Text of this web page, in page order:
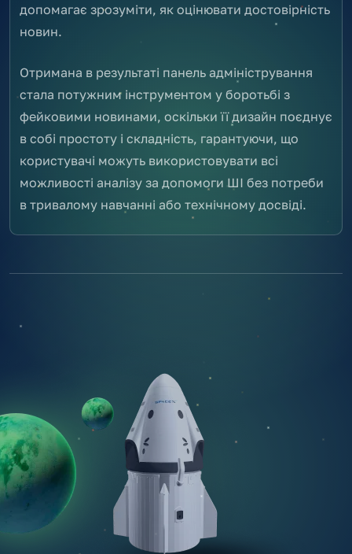
допомагає зрозуміти, як оцінювати достовірність
новин.
Отримана в результаті панель адміністрування
стала потужним інструментом у боротьбі з
фейковими новинами, оскільки її дизайн поєднує
в собі простоту і складність, гарантуючи, що
користувачі можуть використовувати всі
можливості аналізу за допомоги ШІ без потреби
в тривалому навчанні або технічному досвіді.